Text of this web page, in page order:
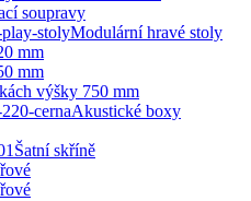
soupravy
Modulární hravé stoly
mm
mm
výšky 750 mm
Akustické boxy
Šatní skříně